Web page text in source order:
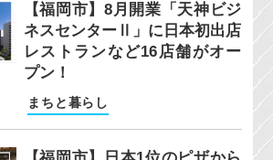
【福岡市】8月開業「天神ビジ
ネスセンターⅡ」に日本初出店
レストランなど16店舗がオー
プン！
まちと暮らし